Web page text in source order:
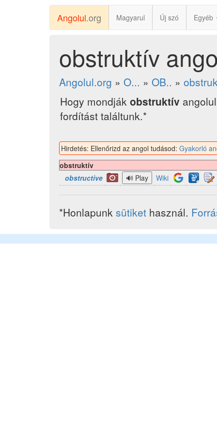
Angolul.org Magyarul Új szó Egyéb
obstruktív
Angolul.org » O... » OB.. »
Hogy mondják obstruktív
fordítást találtunk.*
Hirdetés: Ellenőrizd az angol tudásod: Gyakorló
obstruktív
obstructive
Wiki
*Honlapunk sütiket használ.